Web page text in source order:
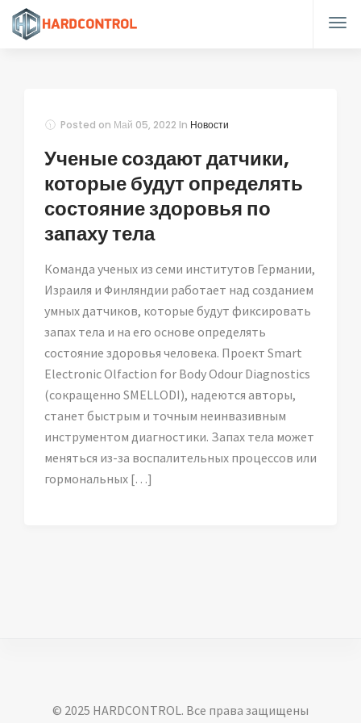
Posted on Май 05, 2022 In Новости
Ученые создают датчики,
которые будут определять
состояние здоровья по
запаху тела
Команда ученых из семи институтов Германии,
Израиля и Финляндии работает над созданием
умных датчиков, которые будут фиксировать
запах тела и на его основе определять
состояние здоровья человека. Проект Smart
Electronic Olfaction for Body Odour Diagnostics
(сокращенно SMELLODI), надеются авторы,
станет быстрым и точным неинвазивным
инструментом диагностики. Запах тела может
меняться из-за воспалительных процессов или
гормональных […]
© 2025 HARDCONTROL. Все права защищены